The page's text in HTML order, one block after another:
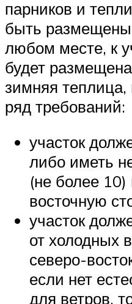
парников и
быть размещены
любом месте, к
будет
зимняя теплица,
ряд требований:
участок
либо иметь
(не более
восточную
участок
от холодных
северо-
если нет
для ветров,